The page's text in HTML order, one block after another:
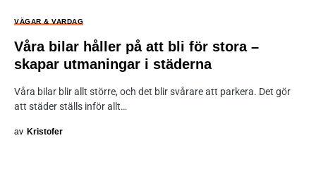
VÄGAR & VARDAG
Våra bilar håller på att bli för stora –
skapar utmaningar i städerna
Våra bilar blir allt större, och det blir svårare att parkera. Det gör
att städer ställs inför allt…
av Kristofer